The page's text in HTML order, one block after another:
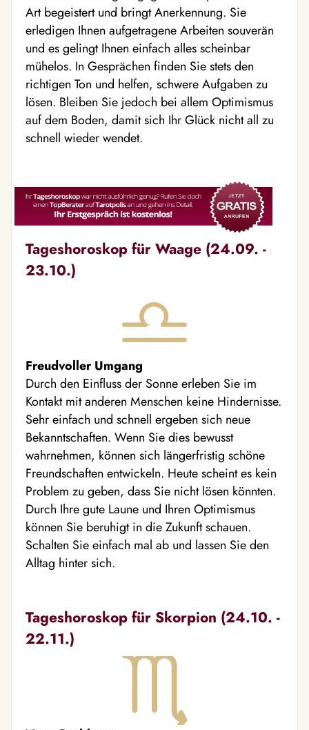
Art begeistert und bringt Anerkennung. Sie
erledigen Ihnen aufgetragene Arbeiten souverän
und es gelingt Ihnen einfach alles scheinbar
mühelos. In Gesprächen finden Sie stets den
richtigen Ton und helfen, schwere Aufgaben zu
lösen. Bleiben Sie jedoch bei allem Optimismus
auf dem Boden, damit sich Ihr Glück nicht all zu
schnell wieder wendet.
Tageshoroskop für Waage (24.09. -
23.10.)
Freudvoller Umgang
Durch den Einfluss der Sonne erleben Sie im
Kontakt mit anderen Menschen keine Hindernisse.
Sehr einfach und schnell ergeben sich neue
Bekanntschaften. Wenn Sie dies bewusst
wahrnehmen, können sich längerfristig schöne
Freundschaften entwickeln. Heute scheint es kein
Problem zu geben, dass Sie nicht lösen könnten.
Durch Ihre gute Laune und Ihren Optimismus
können Sie beruhigt in die Zukunft schauen.
Schalten Sie einfach mal ab und lassen Sie den
Alltag hinter sich.
Tageshoroskop für Skorpion (24.10. -
22.11.)